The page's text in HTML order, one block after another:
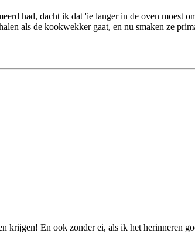
had, dacht ik dat 'ie langer in de oven
als de kookwekker gaat, en nu smaken ze
krijgen! En ook zonder ei, als ik het herinneren